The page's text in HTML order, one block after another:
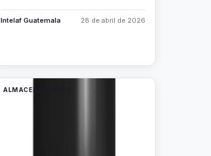
Intelaf Guatemala 28 de abril de 2026
ALMACENAMIENTO